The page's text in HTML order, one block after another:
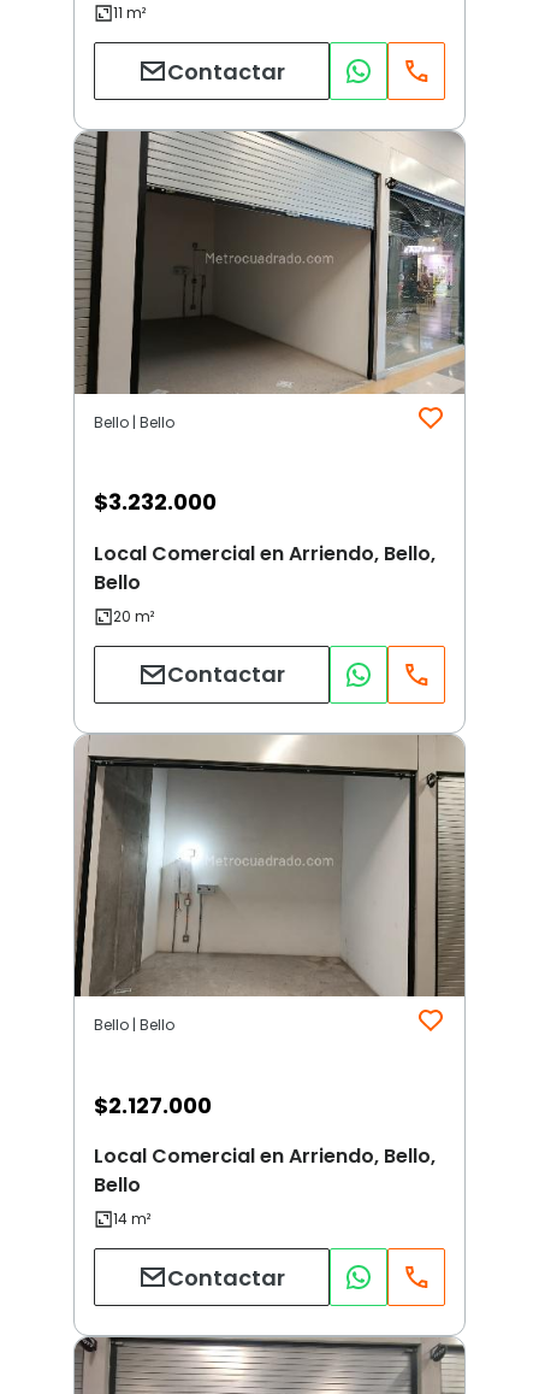
Contactar
Bello | Bello
$3.232.000
Local Comercial en Arriendo, Bello,
Bello
Contactar
Bello | Bello
$2.127.000
Local Comercial en Arriendo, Bello,
Bello
Contactar